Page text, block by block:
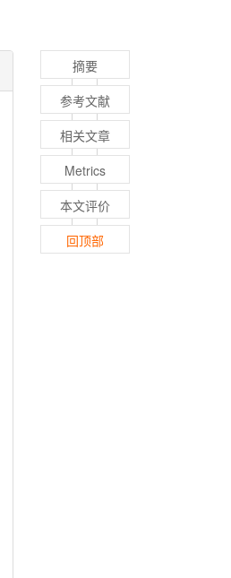
摘要
参考文献
相关文章
Metrics
本文评价
回顶部